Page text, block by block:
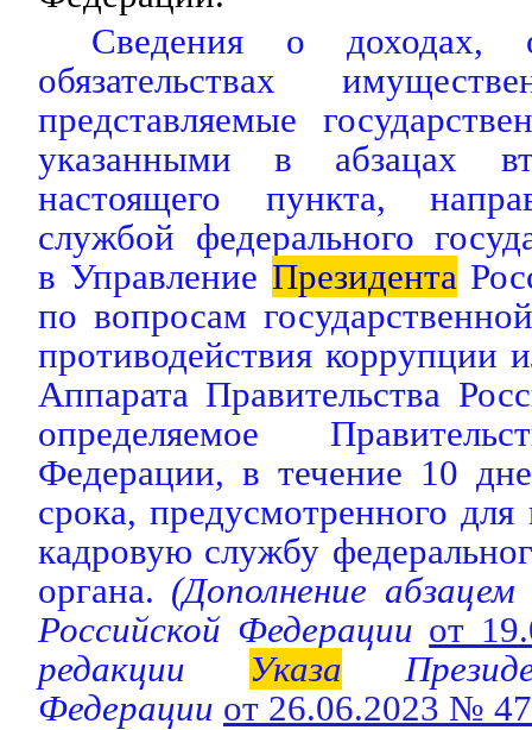
Сведения о
обязательствах
представляемые
указанными в абзацах
настоящего пункта,
службой федерального
в Управление Президента
по вопросам
противодействия коррупции
Аппарата Правительства
определяемое
Федерации, в течение 10
срока, предусмотренного
кадровую службу
органа. (Дополнение
Российской Федерации от
редакции Указа
Федерации от 26.06.2023 №